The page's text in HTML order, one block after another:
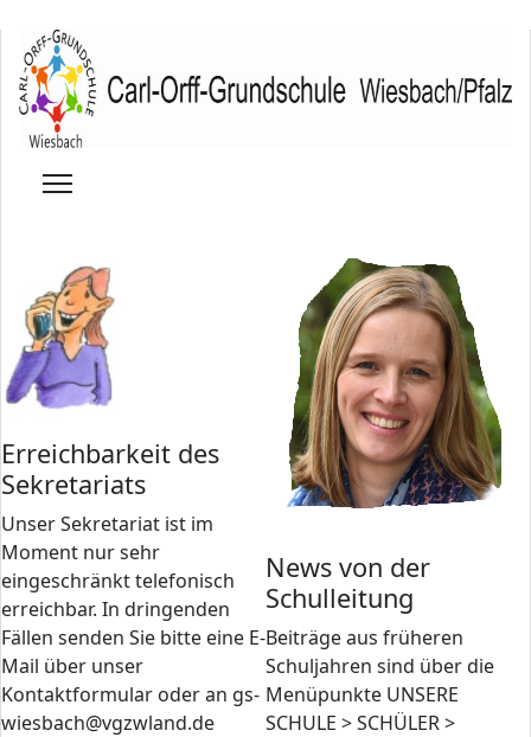
Erreichbarkeit des
Sekretariats
Unser Sekretariat ist im
Moment nur sehr
eingeschränkt telefonisch
erreichbar. In dringenden
Fällen senden Sie bitte eine E-
Mail über unser
Kontaktformular oder an gs-
wiesbach@vgzwland.de
News von der
Schulleitung
Beiträge aus früheren
Schuljahren sind über die
Menüpunkte UNSERE
SCHULE > SCHÜLER >